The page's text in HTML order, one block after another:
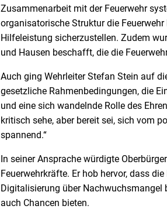
Zusammenarbeit mit der Feuerwehr
organisatorische Struktur die
Hilfeleistung sicherzustellen. Zudem
und Hausen beschafft, die die
Auch ging Wehrleiter Stefan Stein auf
gesetzliche Rahmenbedingungen, die
und eine sich wandelnde Rolle des
kritisch sehe, aber bereit sei, sich vom
spannend.“
In seiner Ansprache würdigte
Feuerwehrkräfte. Er hob hervor, dass
Digitalisierung über
auch Chancen bieten.